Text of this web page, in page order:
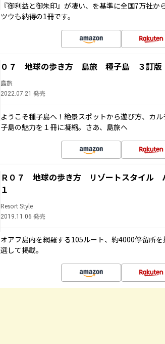
『御利益と御朱印』が凄い、を基準に全国7万社か
ツウも納得の1冊です。
０７ 地球の歩き方 島旅 種子島 ３訂版
島旅
2022.07.21 発売
ようこそ種子島へ！絶景スポットから遊び方、カ
子島の魅力を１冊に凝縮。さあ、島旅へ
Ｒ０７ 地球の歩き方 リゾートスタイル
１
Resort Style
2019.11.06 発売
オアフ島内を網羅する105ルート、約4000停留所
選して掲載。